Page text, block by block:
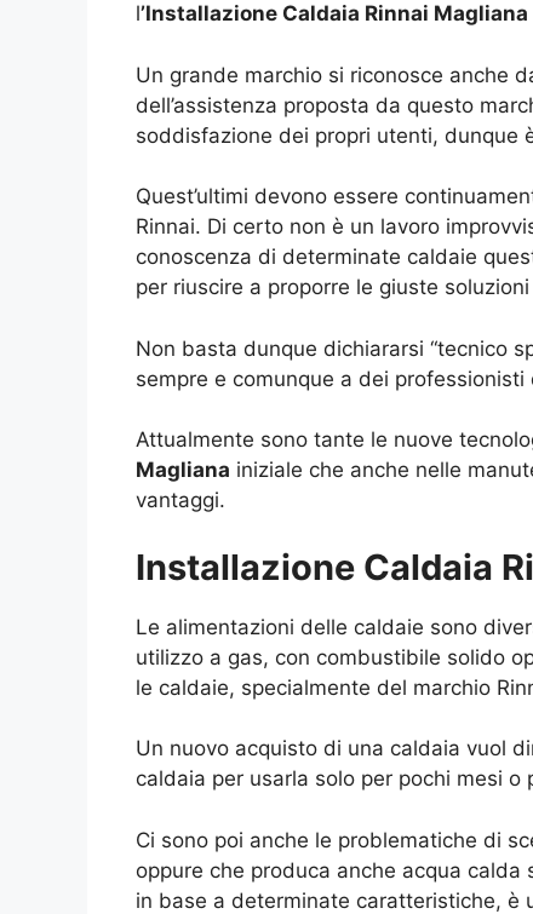
l’Installazione Caldaia Rinnai Magliana
Un grande marchio si riconosce anche
dell’assistenza proposta da questo
soddisfazione dei propri utenti, dunque
Quest’ultimi devono essere
Rinnai. Di certo non è un lavoro
conoscenza di determinate caldaie
per riuscire a proporre le giuste
Non basta dunque dichiararsi “tecnico
sempre e comunque a dei
Attualmente sono tante le nuove
Magliana iniziale che anche nelle
vantaggi.
Installazione Caldaia
Le alimentazioni delle caldaie sono
utilizzo a gas, con combustibile solido
le caldaie, specialmente del marchio
Un nuovo acquisto di una caldaia vuol
caldaia per usarla solo per pochi mesi
Ci sono poi anche le problematiche di
oppure che produca anche acqua
in base a determinate caratteristiche, è